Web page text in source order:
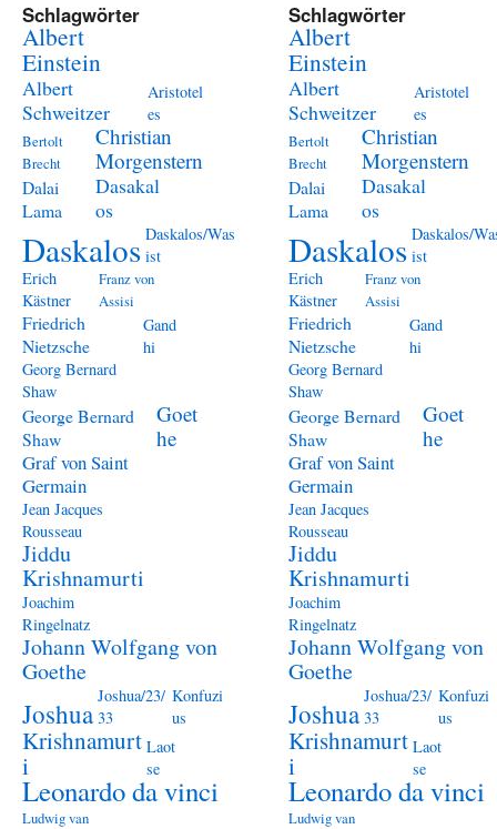
Schlagwörter
Albert
Einstein
Albert
Schweitzer
Aristotel
es
Bertolt
Brecht
Christian
Morgenstern
Dalai
Lama
Dasakal
os
Daskalos Daskalos/Was
ist
Erich
Kästner
Franz von
Assisi
Friedrich
Nietzsche
Gand
hi
Georg Bernard
Shaw
George Bernard
Shaw
Goet
he
Graf von Saint
Germain
Jean Jacques
Rousseau
Jiddu
Krishnamurti
Joachim
Ringelnatz
Johann Wolfgang von
Goethe
Joshua
Joshua/23/
33
Konfuzi
us
Krishnamurt
i
Laot
se
Leonardo da vinci
Ludwig van
Schlagwörter
Albert
Einstein
Albert
Schweitzer
Aristotel
es
Bertolt
Brecht
Christian
Morgenstern
Dalai
Lama
Dasakal
os
Daskalos Daskalos/
ist
Erich
Kästner
Franz von
Assisi
Friedrich
Nietzsche
Gand
hi
Georg Bernard
Shaw
George Bernard
Shaw
Goet
he
Graf von Saint
Germain
Jean Jacques
Rousseau
Jiddu
Krishnamurti
Joachim
Ringelnatz
Johann Wolfgang von
Goethe
Joshua
Joshua/23/
33
Konfuzi
us
Krishnamurt
i
Laot
se
Leonardo da vinci
Ludwig van